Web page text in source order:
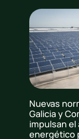
Nuevas
Galicia y
impulsan
energético